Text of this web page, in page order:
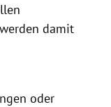
damit
oder